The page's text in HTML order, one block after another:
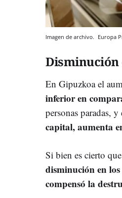
Imagen de archivo. Europa
En Gipuzkoa el
inferior en
personas paradas,
capital, aumenta
Si bien es cierto que
disminución en
compensó la